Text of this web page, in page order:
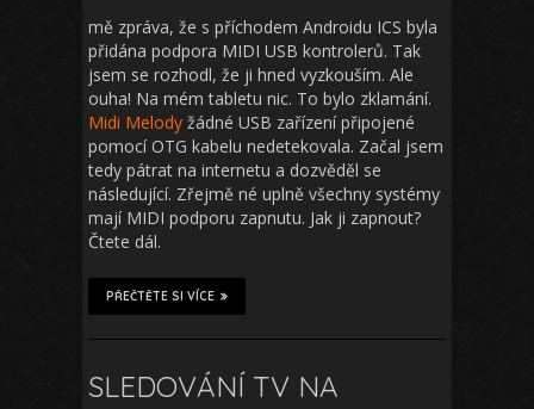
mě zpráva, že s příchodem Androidu ICS byla
přidána podpora MIDI USB kontrolerů. Tak
jsem se rozhodl, že ji hned vyzkouším. Ale
ouha! Na mém tabletu nic. To bylo zklamání.
Midi Melody žádné USB zařízení připojené
pomocí OTG kabelu nedetekovala. Začal jsem
tedy pátrat na internetu a dozvěděl se
následující. Zřejmě né uplně všechny systémy
mají MIDI podporu zapnutu. Jak ji zapnout?
Čtete dál.
PŘEČTĚTE SI VÍCE
SLEDOVÁNÍ TV NA